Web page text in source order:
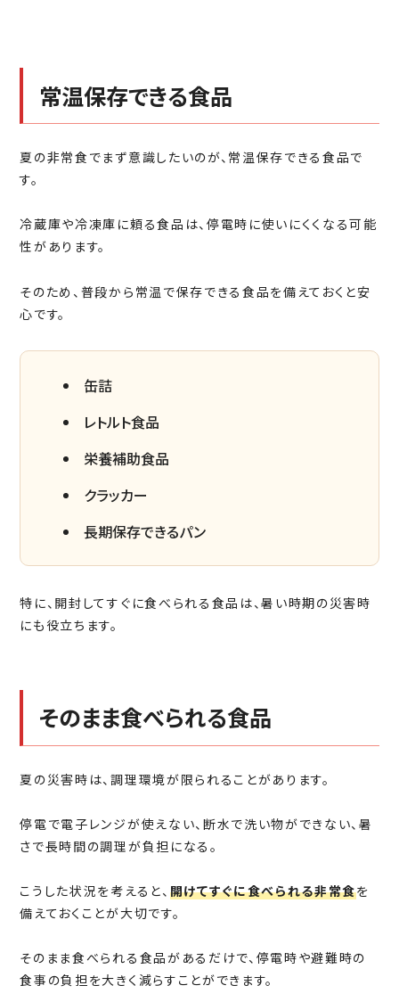
常温保存できる食品
夏の非常食でまず意識したいのが、常温保存できる食品で
す。
冷蔵庫や冷凍庫に頼る食品は、停電時に使いにくくなる可能
性があります。
そのため、普段から常温で保存できる食品を備えておくと安
心です。
缶詰
レトルト食品
栄養補助食品
クラッカー
長期保存できるパン
特に、開封してすぐに食べられる食品は、暑い時期の災害時
にも役立ちます。
そのまま食べられる食品
夏の災害時は、調理環境が限られることがあります。
停電で電子レンジが使えない、断水で洗い物ができない、暑
さで長時間の調理が負担になる。
こうした状況を考えると、 開けてすぐに食べられる非常食を
備えておくことが大切です。
そのまま食べられる食品があるだけで、停電時や避難時の
食事の負担を大きく減らすことができます。